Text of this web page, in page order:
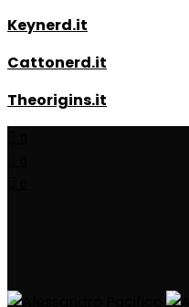
Keynerd.it
Cattonerd.it
Theorigins.it